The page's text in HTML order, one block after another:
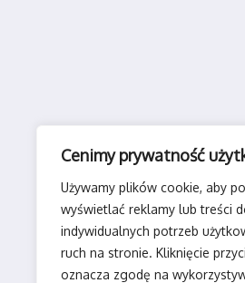
Cenimy prywatność
Używamy plików cookie, aby
wyświetlać reklamy lub treści
indywidualnych potrzeb
ruch na stronie. Kliknięcie
oznacza zgodę na